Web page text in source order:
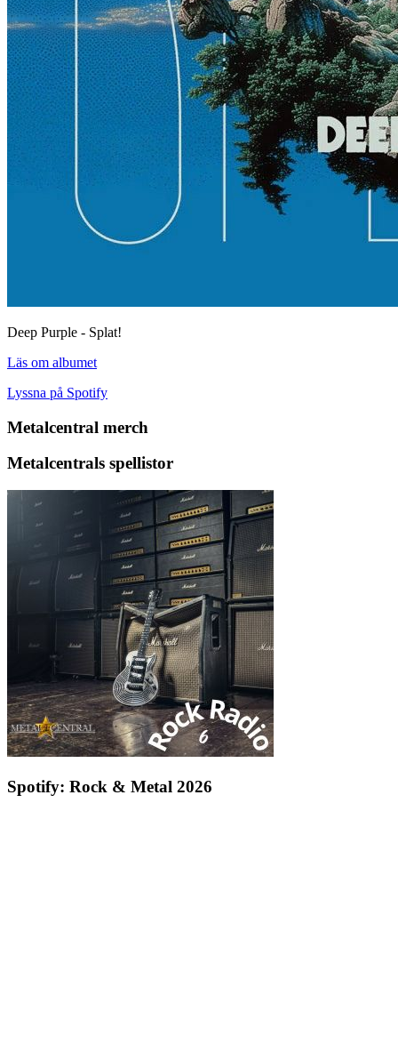
Deep Purple - Splat!
Läs om albumet
Lyssna på Spotify
Metalcentral merch
Metalcentrals spellistor
Spotify: Rock & Metal 2026